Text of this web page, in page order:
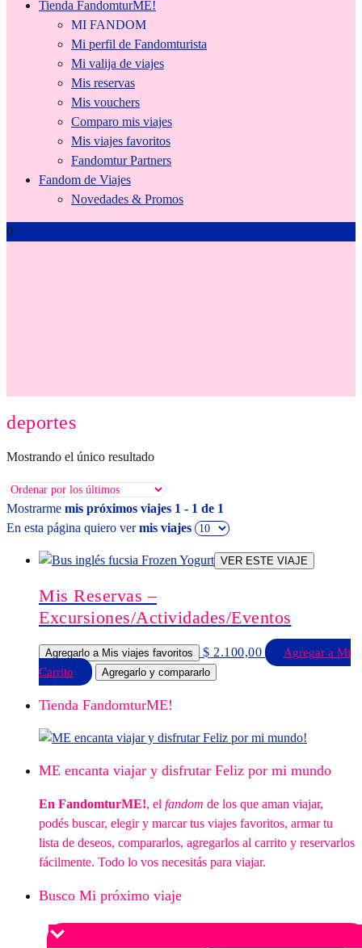
Tienda FandomturME!
MI FANDOM
Mi perfil de Fandomturista
Mi valija de viajes
Mis reservas
Mis vouchers
Comparo mis viajes
Mis viajes favoritos
Fandomtur Partners
Fandom de Viajes
Novedades & Promos
0
deportes
Mostrando el único resultado
Mostrarme mis próximos viajes 1 - 1 de 1
En esta página quiero vermis viajes
VER ESTE VIAJE
Mis Reservas –
Excursiones/Actividades/Eventos
Agregarlo a Mis viajes favoritos $ 2.100,00
Agregar a Mi
Carrito
Agregarlo y compararlo
Tienda FandomturME!
ME encanta viajar y disfrutar Feliz por mi mundo
En FandomturME!, el fandom de los que aman viajar,
podés buscar, elegir y marcar tus viajes favoritos, armar tu
lista de deseos, compararlos, agregarlos al carrito y reservarlos
fácilmente. Todo lo vos necesitás para viajar.
Busco Mi próximo viaje